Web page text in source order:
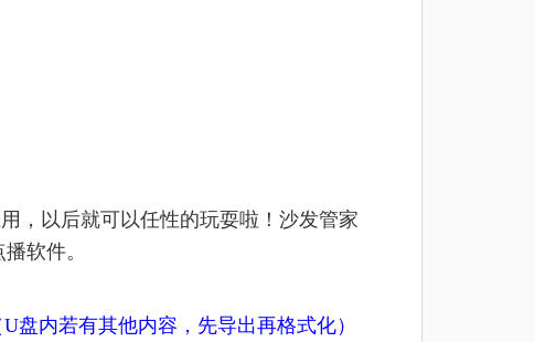
，以后就可以任性的玩耍啦！沙发管家
软件。
盘内若有其他内容，先导出再格式化）